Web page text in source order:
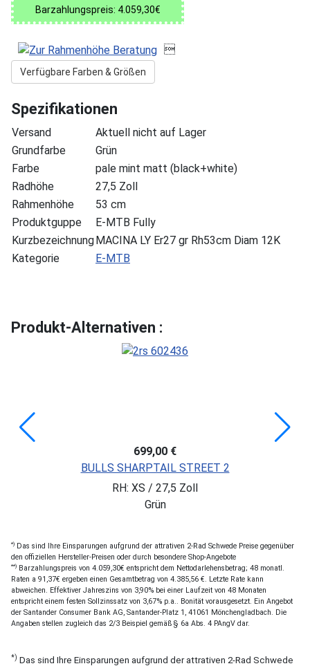
Barzahlungspreis: 4.059,30€

Verfügbare Farben & Größen
Spezifikationen
Versand
Aktuell nicht auf Lager
Grundfarbe
Grün
Farbe
pale mint matt (black+white)
Radhöhe
27,5 Zoll
Rahmenhöhe
53 cm
Produktguppe
E-MTB Fully
KurzbezeichnungMACINA LY Er27 gr Rh53cm Diam 12K
Kategorie
E-MTB
Produkt-Alternativen :
699,00 €
BULLS SHARPTAIL STREET 2
RH: XS / 27,5 Zoll
Grün
*) Das sind Ihre Einsparungen aufgrund der attrativen 2-Rad Schwede Preise gegenüber
den offiziellen Hersteller-Preisen oder durch besondere Shop-Angebote
**) Barzahlungspreis von 4.059,30€ entspricht dem Nettodarlehensbetrag; 48 monatl.
Raten a 91,37€ ergeben einen Gesamtbetrag von 4.385,56 €. Letzte Rate kann
abweichen. Effektiver Jahreszins von 3,90% bei einer Laufzeit von 48 Monaten
entspricht einem festen Sollzinssatz von 3,67% p.a.. Bonität vorausgesetzt. Ein Angebot
der Santander Consumer Bank AG, Santander-Platz 1, 41061 Mönchengladbach. Die
Angaben stellen zugleich das 2/3 Beispiel gemäß § 6a Abs. 4 PAngV dar.
*) Das sind Ihre Einsparungen aufgrund der attrativen 2-Rad Schwede